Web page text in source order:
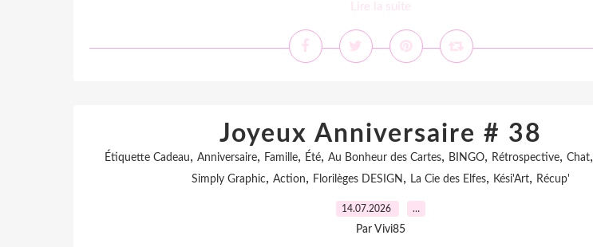
Lire la suite
Joyeux Anniversaire # 38
Étiquette Cadeau, Anniversaire, Famille, Été, Au Bonheur des Cartes, BINGO, Rétrospective, Chat,
Simply Graphic, Action, Florilèges DESIGN , La Cie des Elfes, Kési'Art, Récup'
14.07.2026 …
Par Vivi85